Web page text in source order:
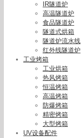
IR隧道炉
高温隧道炉
食品隧道炉
隧道式烘箱
隧道炉流水线
红外线隧道炉
工业烤箱
工业烘箱
热风烤箱
恒温烤箱
高温烤箱
防爆烤箱
精密烤箱
大型烤箱
UV设备配件